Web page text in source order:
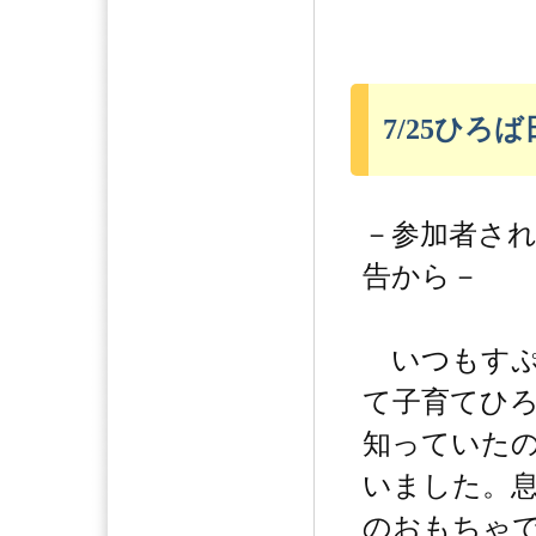
7/25ひろば
－参加者さ
告から－
いつもす
て子育てひ
知っていた
いました。
のおもちゃ